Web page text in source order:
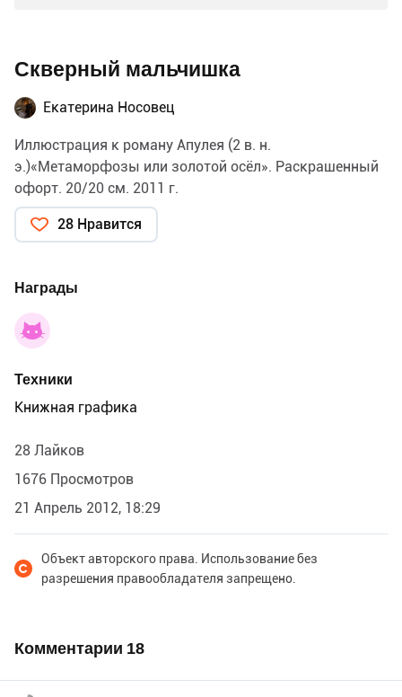
Скверный мальчишка
Екатерина Носовец
Иллюстрация к роману Апулея (2 в. н.
э.)«Метаморфозы или золотой осёл». Раскрашенный
офорт. 20/20 см. 2011 г.
28 Нравится
Награды
Техники
Книжная графика
28 Лайков
1676 Просмотров
21 Апрель 2012, 18:29
Объект авторского права. Использование без
разрешения правообладателя запрещено.
Комментарии 18